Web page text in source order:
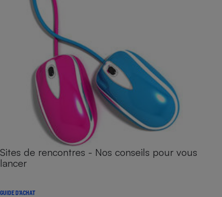
Sites de rencontres - Nos conseils pour vous
lancer
GUIDE D'ACHAT